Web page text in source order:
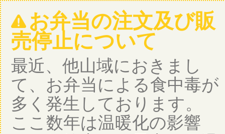
お弁当の注文及び販
売停止について
最近、他山域におきまし
て、お弁当による食中毒が
多く発生しております。
ここ数年は温暖化の影響